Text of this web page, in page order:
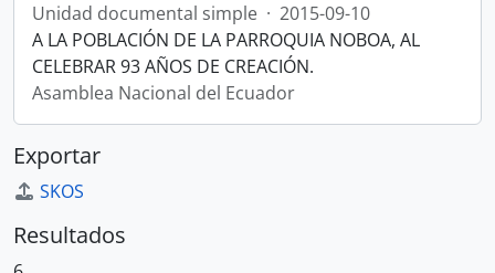
Unidad documental simple · 2015-09-10
A LA POBLACIÓN DE LA PARROQUIA NOBOA, AL
CELEBRAR 93 AÑOS DE CREACIÓN.
Asamblea Nacional del Ecuador
Exportar
SKOS
Resultados